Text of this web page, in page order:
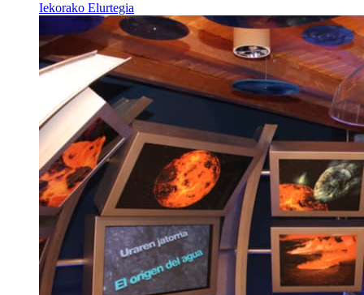
Iekorako Elurtegia